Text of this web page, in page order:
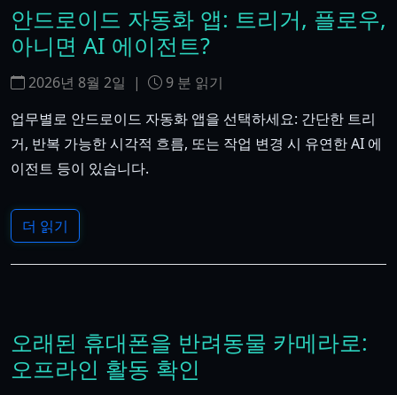
안드로이드 자동화 앱: 트리거, 플로우,
아니면 AI 에이전트?
2026년 8월 2일 | 9 분 읽기
업무별로 안드로이드 자동화 앱을 선택하세요: 간단한 트리
거, 반복 가능한 시각적 흐름, 또는 작업 변경 시 유연한 AI 에
이전트 등이 있습니다.
더 읽기
오래된 휴대폰을 반려동물 카메라로:
오프라인 활동 확인